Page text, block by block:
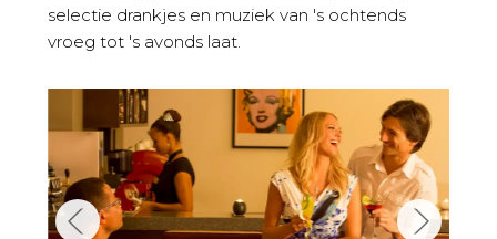
selectie drankjes en muziek van 's ochtends
vroeg tot 's avonds laat.